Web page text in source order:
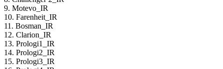
9. Motevo_IR
10. Farenheit_IR
11. Bosman_IR
12. Clarion_IR
13. Prologi1_IR
14. Prologi2_IR
15. Prologi3_IR